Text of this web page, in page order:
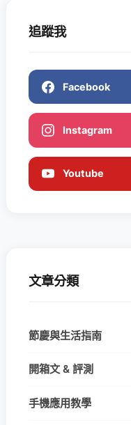
追蹤我
Facebook
Instagram
Youtube
文章分類
節慶與生活指南
開箱文 & 評測
手機應用教學